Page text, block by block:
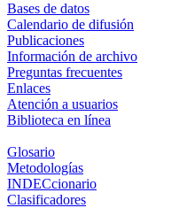
Bases de datos
Calendario de difusión
Publicaciones
Información de archivo
Preguntas frecuentes
Enlaces
Atención a usuarios
Biblioteca en línea
Glosario
Metodologías
INDECcionario
Clasificadores